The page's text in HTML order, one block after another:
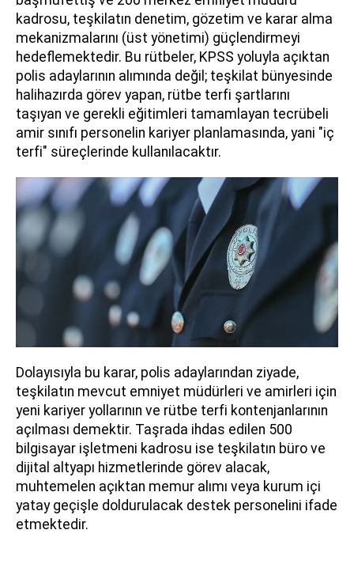
kadrosu, teşkilatın denetim, gözetim ve karar alma
mekanizmalarını (üst yönetimi) güçlendirmeyi
hedeflemektedir. Bu rütbeler, KPSS yoluyla açıktan
polis adaylarının alımında değil; teşkilat bünyesinde
halihazırda görev yapan, rütbe terfi şartlarını
taşıyan ve gerekli eğitimleri tamamlayan tecrübeli
amir sınıfı personelin kariyer planlamasında, yani "iç
terfi" süreçlerinde kullanılacaktır.
Dolayısıyla bu karar, polis adaylarından ziyade,
teşkilatın mevcut emniyet müdürleri ve amirleri için
yeni kariyer yollarının ve rütbe terfi kontenjanlarının
açılması demektir. Taşrada ihdas edilen 500
bilgisayar işletmeni kadrosu ise teşkilatın büro ve
dijital altyapı hizmetlerinde görev alacak,
muhtemelen açıktan memur alımı veya kurum içi
yatay geçişle doldurulacak destek personelini ifade
etmektedir.